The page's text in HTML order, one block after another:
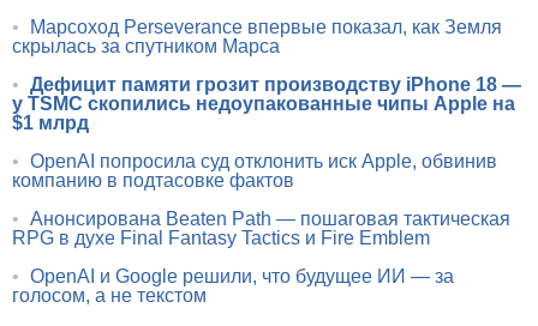
•
Марсоход Perseverance впервые показал, как Земля
скрылась за спутником Марса
• Дефицит памяти грозит производству iPhone 18 —
у TSMC скопились недоупакованные чипы Apple на
$1 млрд
• OpenAI попросила суд отклонить иск Apple, обвинив
компанию в подтасовке фактов
• Анонсирована Beaten Path — пошаговая тактическая
RPG в духе Final Fantasy Tactics и Fire Emblem
• OpenAI и Google решили, что будущее ИИ — за
голосом, а не текстом